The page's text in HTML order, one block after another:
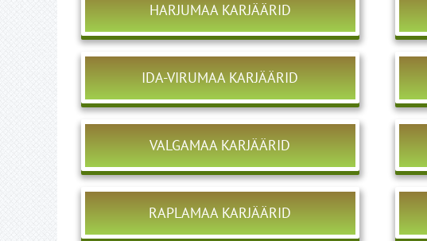
HARJUMAA KARJÄÄRID
IDA-VIRUMAA KARJÄÄRID
VALGAMAA KARJÄÄRID
RAPLAMAA KARJÄÄRID